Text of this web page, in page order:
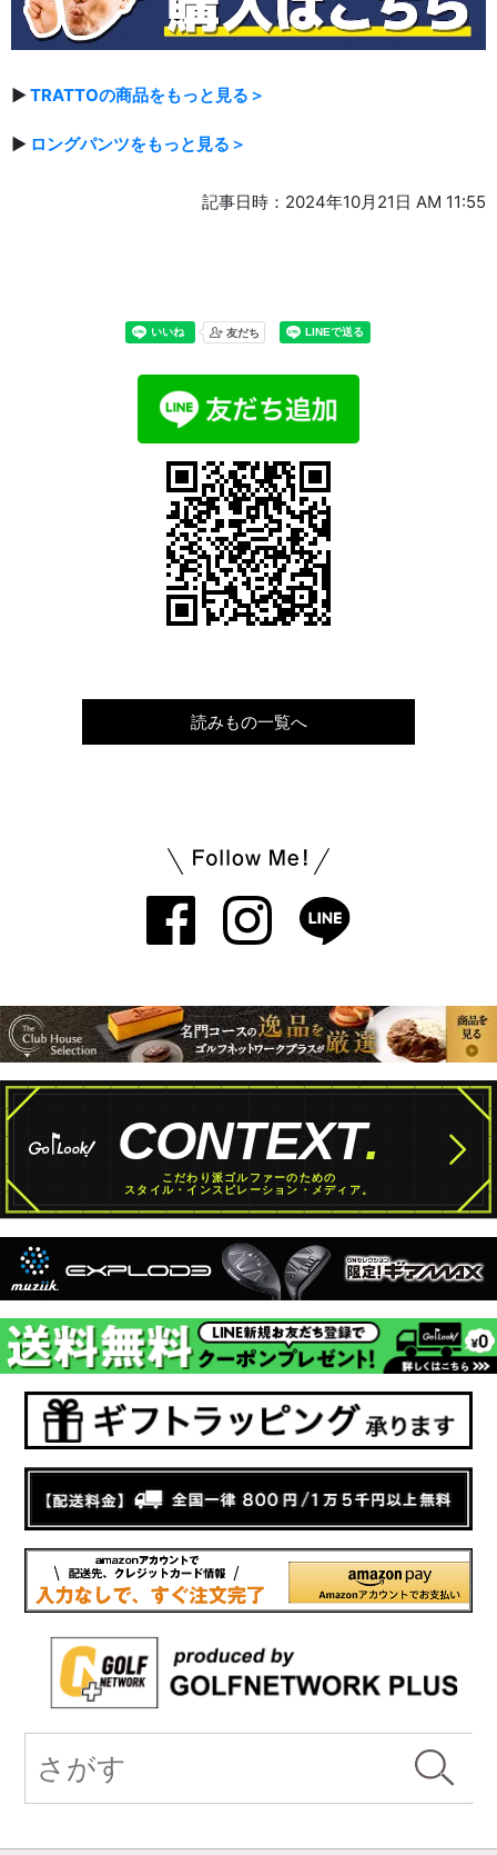
▶TRATTOの商品をもっと見る＞
▶ ロングパンツをもっと見る＞
記事日時：2024年10月21日 AM 11:55
読みもの一覧へ